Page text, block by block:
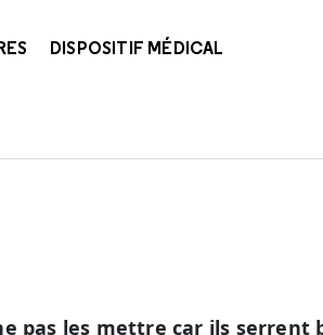
DISPOSITIF MÉDICAL
pas les mettre car ils serrent